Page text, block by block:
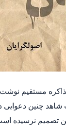
مستقیم
دعوایی در
تصمیم نرسیده